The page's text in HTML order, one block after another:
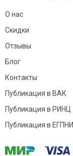
О нас
Скидки
Отзывы
Блог
Контакты
Публикация в ВАК
Публикация в РИНЦ
Публикация в ЕГПНИ